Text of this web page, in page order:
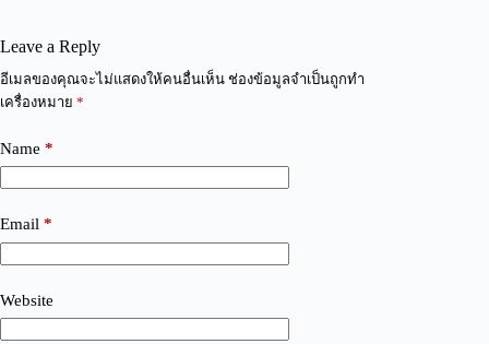
Leave a Reply
อีเมลของคุณจะไม่แสดงให้คนอื่นเห็น ช่องข้อมูลจำเป็นถูกทำ
เครื่องหมาย *
Name *
Email *
Website
A
l
r
t
i
: